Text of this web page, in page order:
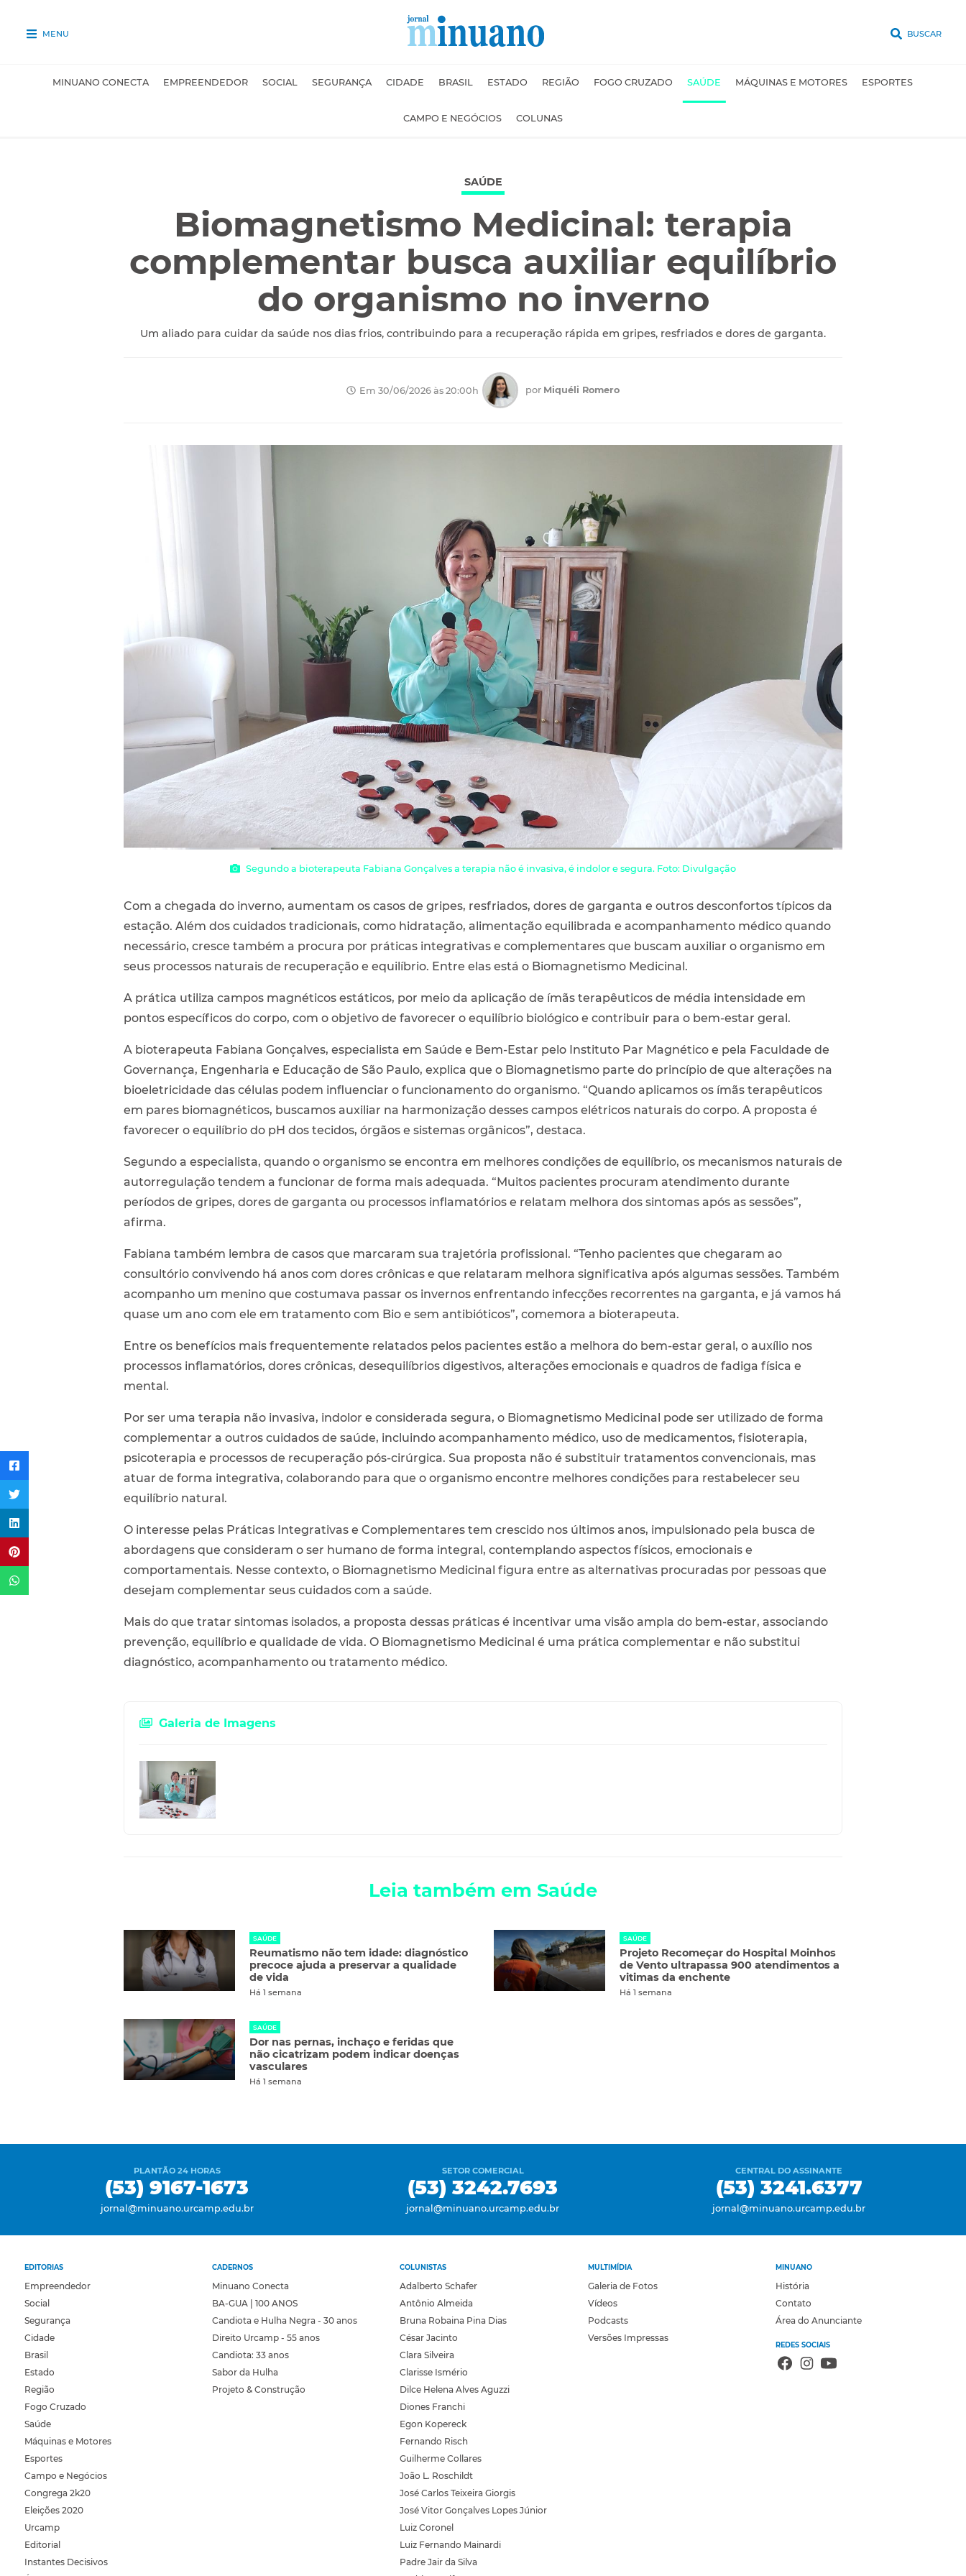
MENU BUSCAR
MINUANO CONECTA EMPREENDEDOR SOCIAL SEGURANÇA CIDADE BRASIL ESTADO REGIÃO FOGO CRUZADO SAÚDE MÁQUINAS E MOTORES ESPORTES
CAMPO E NEGÓCIOS COLUNAS
SAÚDE
Biomagnetismo Medicinal: terapia
complementar busca auxiliar equilíbrio
do organismo no inverno
Um aliado para cuidar da saúde nos dias frios, contribuindo para a recuperação rápida em gripes, resfriados e dores de garganta.
Em 30/06/2026 às 20:00h por Miquéli Romero
Segundo a bioterapeuta Fabiana Gonçalves a terapia não é invasiva, é indolor e segura. Foto: Divulgação
Com a chegada do inverno, aumentam os casos de gripes, resfriados, dores de garganta e outros desconfortos típicos da
estação. Além dos cuidados tradicionais, como hidratação, alimentação equilibrada e acompanhamento médico quando
necessário, cresce também a procura por práticas integrativas e complementares que buscam auxiliar o organismo em
seus processos naturais de recuperação e equilíbrio. Entre elas está o Biomagnetismo Medicinal.
A prática utiliza campos magnéticos estáticos, por meio da aplicação de ímãs terapêuticos de média intensidade em
pontos específicos do corpo, com o objetivo de favorecer o equilíbrio biológico e contribuir para o bem-estar geral.
A bioterapeuta Fabiana Gonçalves, especialista em Saúde e Bem-Estar pelo Instituto Par Magnético e pela Faculdade de
Governança, Engenharia e Educação de São Paulo, explica que o Biomagnetismo parte do princípio de que alterações na
bioeletricidade das células podem influenciar o funcionamento do organismo. “Quando aplicamos os ímãs terapêuticos
em pares biomagnéticos, buscamos auxiliar na harmonização desses campos elétricos naturais do corpo. A proposta é
favorecer o equilíbrio do pH dos tecidos, órgãos e sistemas orgânicos”, destaca.
Segundo a especialista, quando o organismo se encontra em melhores condições de equilíbrio, os mecanismos naturais de
autorregulação tendem a funcionar de forma mais adequada. “Muitos pacientes procuram atendimento durante
períodos de gripes, dores de garganta ou processos inflamatórios e relatam melhora dos sintomas após as sessões”,
afirma.
Fabiana também lembra de casos que marcaram sua trajetória profissional. “Tenho pacientes que chegaram ao
consultório convivendo há anos com dores crônicas e que relataram melhora significativa após algumas sessões. Também
acompanho um menino que costumava passar os invernos enfrentando infecções recorrentes na garganta, e já vamos há
quase um ano com ele em tratamento com Bio e sem antibióticos”, comemora a bioterapeuta.
Entre os benefícios mais frequentemente relatados pelos pacientes estão a melhora do bem-estar geral, o auxílio nos
processos inflamatórios, dores crônicas, desequilíbrios digestivos, alterações emocionais e quadros de fadiga física e
mental.
Por ser uma terapia não invasiva, indolor e considerada segura, o Biomagnetismo Medicinal pode ser utilizado de forma
complementar a outros cuidados de saúde, incluindo acompanhamento médico, uso de medicamentos, fisioterapia,
psicoterapia e processos de recuperação pós-cirúrgica. Sua proposta não é substituir tratamentos convencionais, mas
atuar de forma integrativa, colaborando para que o organismo encontre melhores condições para restabelecer seu
equilíbrio natural.
O interesse pelas Práticas Integrativas e Complementares tem crescido nos últimos anos, impulsionado pela busca de
abordagens que consideram o ser humano de forma integral, contemplando aspectos físicos, emocionais e
comportamentais. Nesse contexto, o Biomagnetismo Medicinal figura entre as alternativas procuradas por pessoas que
desejam complementar seus cuidados com a saúde.
Mais do que tratar sintomas isolados, a proposta dessas práticas é incentivar uma visão ampla do bem-estar, associando
prevenção, equilíbrio e qualidade de vida. O Biomagnetismo Medicinal é uma prática complementar e não substitui
diagnóstico, acompanhamento ou tratamento médico.
Galeria de Imagens
Leia também em Saúde
SAÚDE
Reumatismo não tem idade: diagnóstico
precoce ajuda a preservar a qualidade
de vida
Há 1 semana
SAÚDE
Projeto Recomeçar do Hospital Moinhos
de Vento ultrapassa 900 atendimentos a
vitimas da enchente
Há 1 semana
SAÚDE
Dor nas pernas, inchaço e feridas que
não cicatrizam podem indicar doenças
vasculares
Há 1 semana
PLANTÃO 24 HORAS
(53) 9167-1673
jornal@minuano.urcamp.edu.br
SETOR COMERCIAL
(53) 3242.7693
jornal@minuano.urcamp.edu.br
CENTRAL DO ASSINANTE
(53) 3241.6377
jornal@minuano.urcamp.edu.br
EDITORIAS
Empreendedor
Social
Segurança
Cidade
Brasil
Estado
Região
Fogo Cruzado
Saúde
Máquinas e Motores
Esportes
Campo e Negócios
Congrega 2k20
Eleições 2020
Urcamp
Editorial
Instantes Decisivos
CADERNOS
Minuano Conecta
BA-GUA | 100 ANOS
Candiota e Hulha Negra - 30 anos
Direito Urcamp - 55 anos
Candiota: 33 anos
Sabor da Hulha
Projeto & Construção
COLUNISTAS
Adalberto Schafer
Antônio Almeida
Bruna Robaina Pina Dias
César Jacinto
Clara Silveira
Clarisse Ismério
Dilce Helena Alves Aguzzi
Diones Franchi
Egon Kopereck
Fernando Risch
Guilherme Collares
João L. Roschildt
José Carlos Teixeira Giorgis
José Vitor Gonçalves Lopes Júnior
Luiz Coronel
Luiz Fernando Mainardi
Padre Jair da Silva
MULTIMÍDIA
Galeria de Fotos
Vídeos
Podcasts
Versões Impressas
MINUANO
História
Contato
Área do Anunciante
REDES SOCIAIS